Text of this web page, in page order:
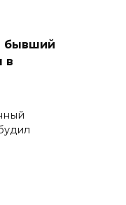
бывший
в